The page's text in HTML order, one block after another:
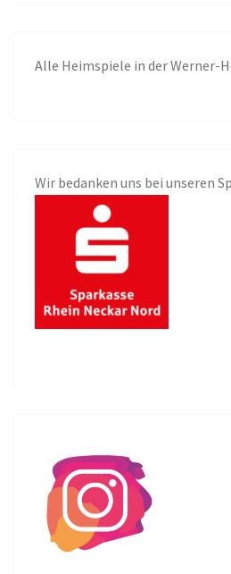
Alle Heimspiele in der Werner-
Wir bedanken uns bei unseren